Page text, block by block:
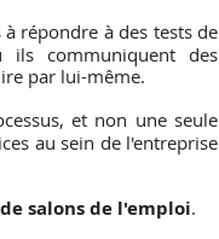
répondre à des tests de
ils communiquent des
par lui-même.
et non une seule
au sein de l'entreprise
salons de l'emploi.